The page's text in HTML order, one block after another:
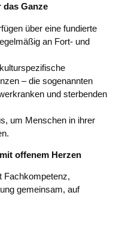
Ganze
über eine fundierte
an Fort- und
– die sogenannten
und sterbenden
um Menschen in ihrer
offenem Herzen
Fachkompetenz,
gemeinsam, auf